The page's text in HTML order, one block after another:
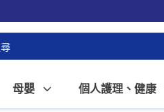
。
母嬰 個人護理、健康